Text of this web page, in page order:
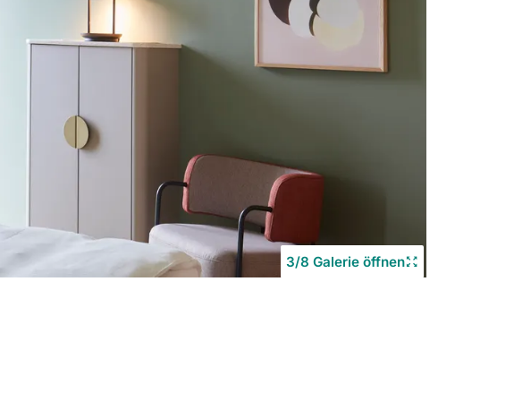
3/8 Galerie öffnen